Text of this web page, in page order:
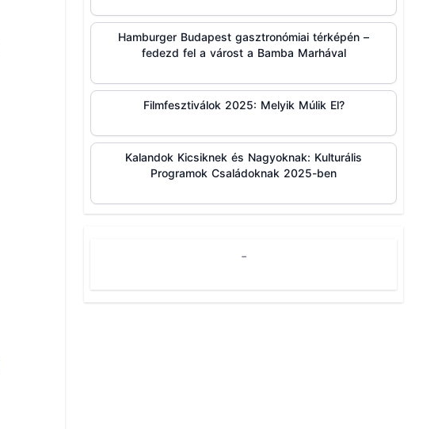
Hamburger Budapest gasztronómiai térképén –
fedezd fel a várost a Bamba Marhával
Filmfesztiválok 2025: Melyik Múlik El?
Kalandok Kicsiknek és Nagyoknak: Kulturális
Programok Családoknak 2025-ben
-